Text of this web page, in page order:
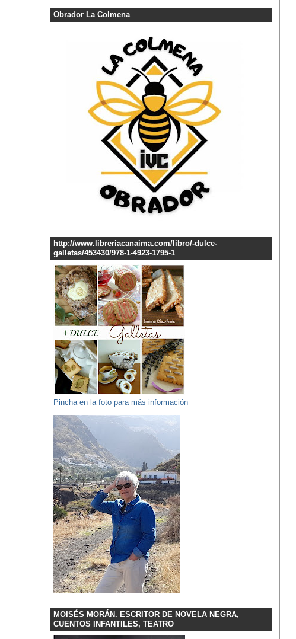
Obrador La Colmena
http://www.libreriacanaima.com/libro/-dulce-
galletas/453430/978-1-4923-1795-1
Pincha en la foto para más información
MOISÉS MORÁN. ESCRITOR DE NOVELA NEGRA,
CUENTOS INFANTILES, TEATRO